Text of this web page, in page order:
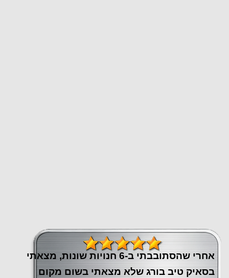
אחרי שהסתובבתי ב-6 חנויות שונות, מצאתי
בסאיק טיב בורג שלא מצאתי בשום מקום